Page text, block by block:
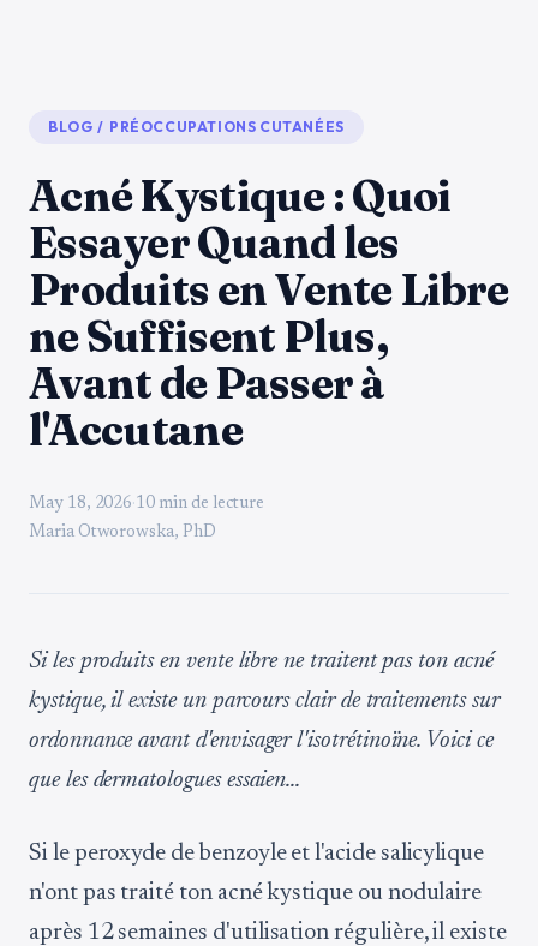
BLOG / PRÉOCCUPATIONS CUTANÉES
Acné Kystique : Quoi
Essayer Quand les
Produits en Vente Libre
ne Suffisent Plus,
Avant de Passer à
l'Accutane
May 18, 2026· 10 min de lecture
Maria Otworowska, PhD
Si les produits en vente libre ne traitent pas ton acné
kystique, il existe un parcours clair de traitements sur
ordonnance avant d'envisager l'isotrétinoïne. Voici ce
que les dermatologues essaien...
Si le peroxyde de benzoyle et l'acide salicylique
n'ont pas traité ton acné kystique ou nodulaire
après 12 semaines d'utilisation régulière, il existe